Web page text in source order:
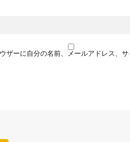
ザーに自分の名前、メールアドレス、サ